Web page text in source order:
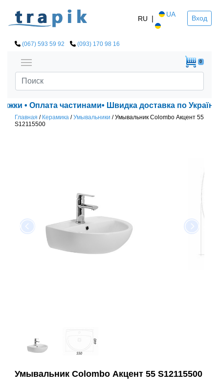
RU | UA Вход
(067) 593 59 92 (093) 170 98 16
0
• Оплата частинами• Швидка доставка по Україні!
Главная / Керамика /Умывальники /Умывальник Colombo Акцент 55
S12115500
Умывальник Colombo Акцент 55 S12115500